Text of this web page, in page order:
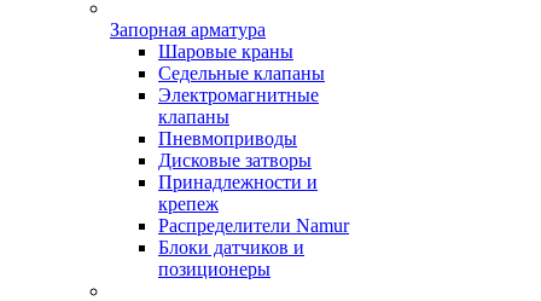
Запорная арматура
Шаровые краны
Седельные клапаны
Электромагнитные
клапаны
Пневмоприводы
Дисковые затворы
Принадлежности и
крепеж
Распределители Namur
Блоки датчиков и
позиционеры